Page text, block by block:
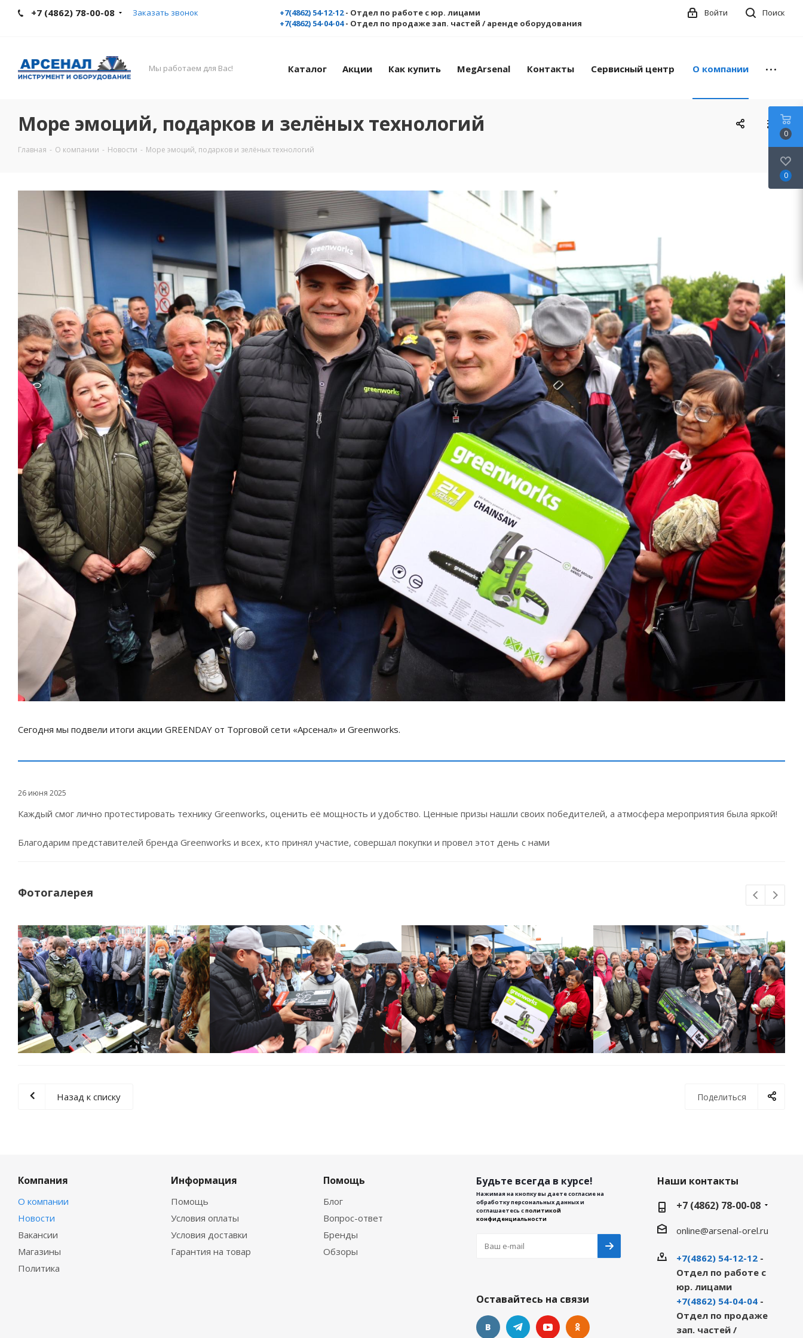
+7 (4862) 78-00-08 Заказать звонок +7(4862) 54-12-12- Отдел по работе с юр. лицами
+7(4862) 54-04-04- Отдел по продаже зап. частей / аренде оборудования
Поиск
Войти
Мы работаем для Вас! Каталог Акции Как купить MegArsenal Контакты Сервисный центр О компании
Море эмоций, подарков и зелёных технологий
Главная - О компании - Новости - Море эмоций, подарков и зелёных технологий
Сегодня мы подвели итоги акции GREENDAY от Торговой сети «Арсенал» и Greenworks.
26 июня 2025
Каждый смог лично протестировать технику Greenworks, оценить её мощность и удобство. Ценные призы нашли своих победителей, а атмосфера мероприятия была яркой!
Благодарим представителей бренда Greenworks и всех, кто принял участие, совершал покупки и провел этот день с нами
Фотогалерея
Поделиться
Назад к списку
Компания
О компании
Новости
Вакансии
Магазины
Политика
Информация
Помощь
Условия оплаты
Условия доставки
Гарантия на товар
Помощь
Блог
Вопрос-ответ
Бренды
Обзоры
Будьте всегда в курсе!
Нажимая на кнопку вы даете согласие на
обработку персональных данных и
соглашаетесь сполитикой
конфиденциальности
Оставайтесь на связи
Наши контакты
+7 (4862) 78-00-08
online@arsenal-orel.ru
+7(4862) 54-12-12-
Отдел по работе с
юр. лицами
+7(4862) 54-04-04-
Отдел по продаже
зап. частей /
0
0